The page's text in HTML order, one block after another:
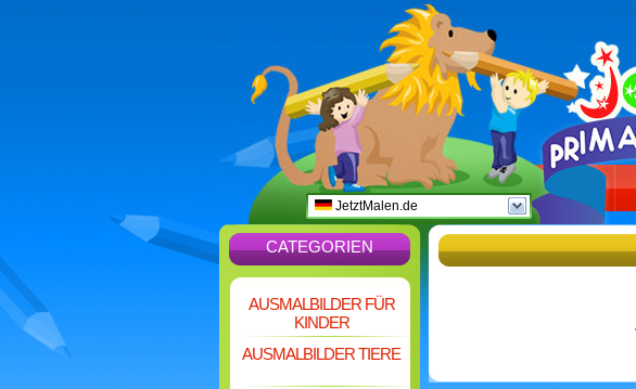
JetztMalen.de
CATEGORIEN
AUSMALBILDER FÜR
KINDER
AUSMALBILDER TIERE